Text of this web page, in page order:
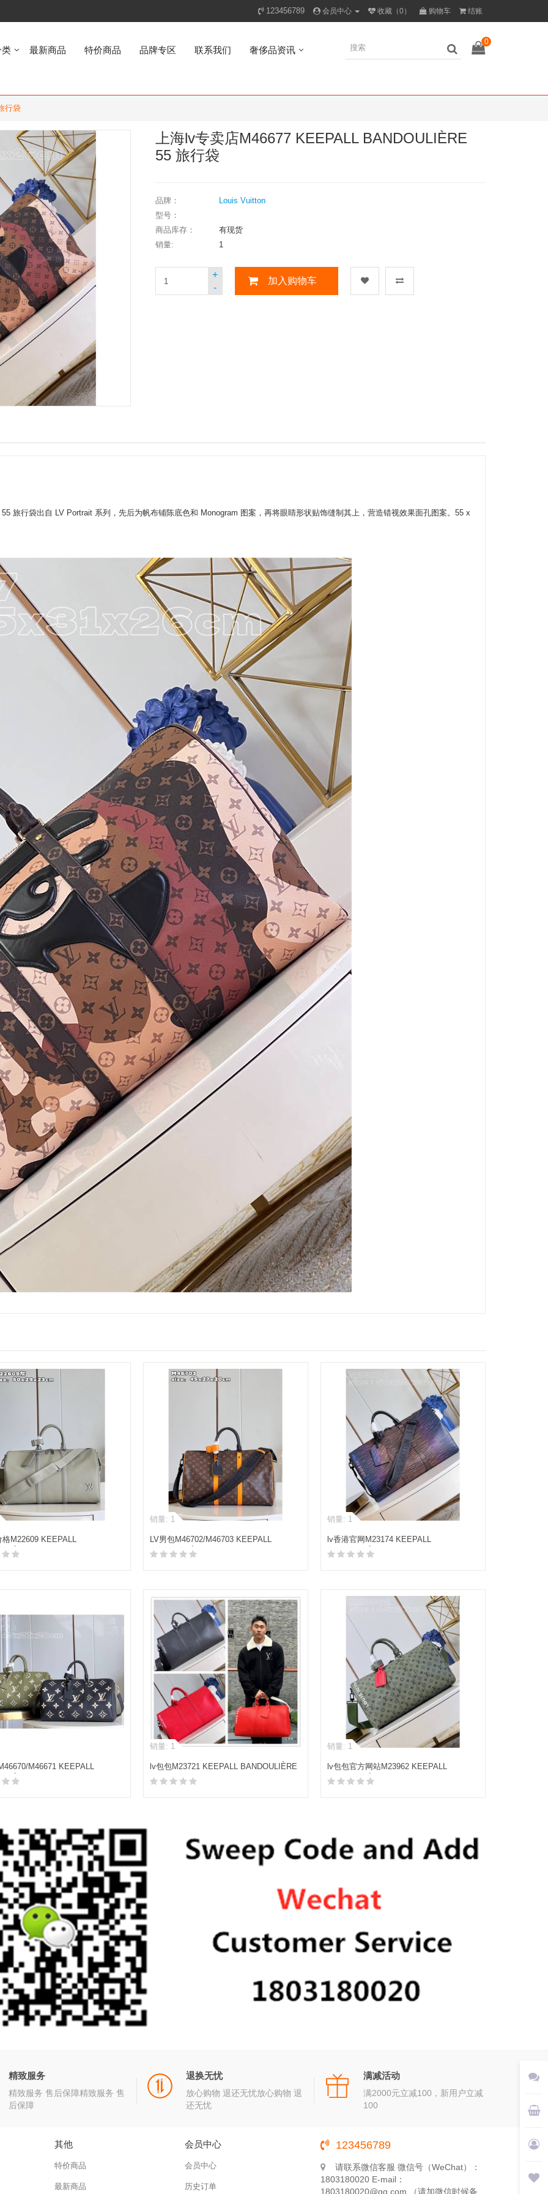
123456789 会员中心 收藏（0） 购物车 结账
类 最新商品 特价商品 品牌专区 联系我们 奢侈品资讯
0
行袋
上海lv专卖店M46677 KEEPALL BANDOULIÈRE
55 旅行袋
品牌：
Louis Vuitton
型号：
商品库存：
有现货
销量:
1
-
+
加入购物车
旅行袋出自 LV Portrait 系列，先后为帆布铺陈底色和 Monogram 图案，再将眼睛形状贴饰缝制其上，营造错视效果面孔图案。55 x
格M22609 KEEPALL
50 旅行袋
销量: 1
LV男包M46702/M46703 KEEPALL
BANDOULIÈRE 45/55 旅行袋
销量: 1
lv香港官网M23174 KEEPALL
BANDOULIÈRE 50 旅行袋
M46671 KEEPALL
45 旅行袋
销量: 1
lv包包M23721 KEEPALL BANDOULIÈRE
50 旅行袋
销量: 1
lv包包官方网站M23962 KEEPALL
BANDOULIÈRE 45 旅行袋
精致服务
精致服务 售后保障精致服务 售
后保障
退换无忧
放心购物 退还无忧放心购物 退
还无忧
满减活动
满2000元立减100，新用户立减
100
其他
特价商品
最新商品
会员中心
会员中心
历史订单
123456789
请联系微信客服 微信号（WeChat）：
1803180020 E-mail：
1803180020@qq.com （请加微信时候备